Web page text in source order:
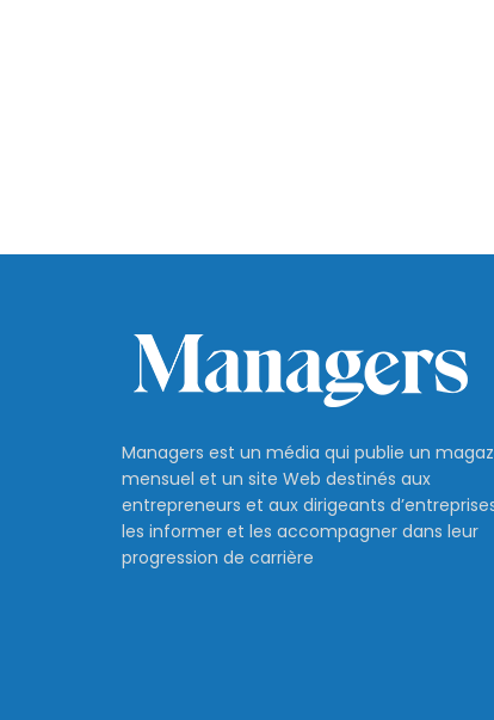
Managers est un média qui publie un
mensuel et un site Web destinés aux
entrepreneurs et aux dirigeants
les informer et les accompagner dans leur
progression de carrière